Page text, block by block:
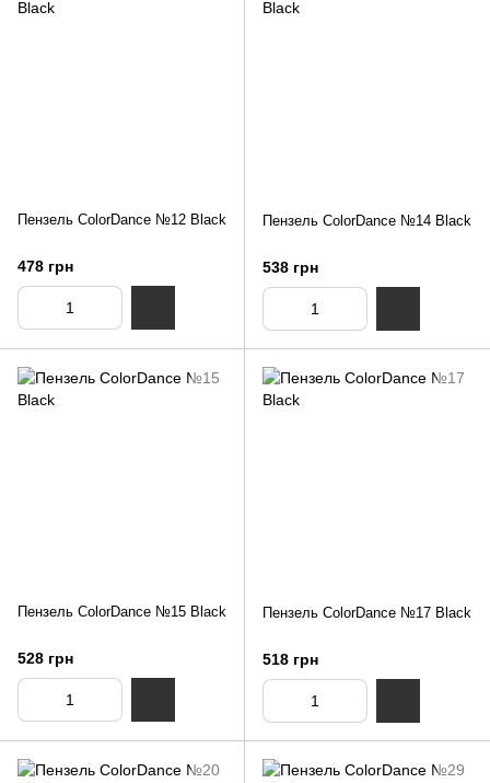
Пензель ColorDance №12 Black
478 грн
Пензель ColorDance №14 Black
538 грн
Пензель ColorDance №15 Black
528 грн
Пензель ColorDance №17 Black
518 грн